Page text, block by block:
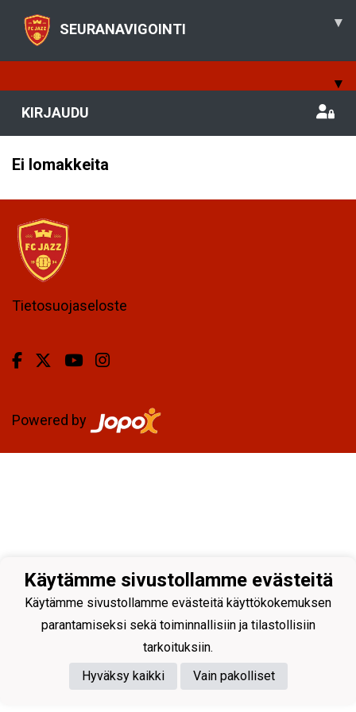
SEURANAVIGOINTI ▾
▾
KIRJAUDU
Ei lomakkeita
Tietosuojaseloste
Powered by
Käytämme sivustollamme evästeitä
Käytämme sivustollamme evästeitä käyttökokemuksen
parantamiseksi sekä toiminnallisiin ja tilastollisiin
tarkoituksiin.
Hyväksy kaikki
Vain pakolliset